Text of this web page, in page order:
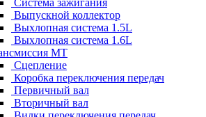
Система зажигания
Выпускной коллектор
Выхлопная система 1.5L
Выхлопная система 1.6L
МТ
Сцепление
Коробка переключения передач
Первичный вал
Вторичный вал